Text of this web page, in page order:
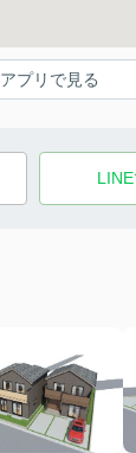
プリで見る